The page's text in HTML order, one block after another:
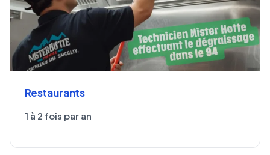
Restaurants
1 à 2 fois par an